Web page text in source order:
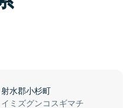
射水郡小杉町
イミズグンコスギマチ